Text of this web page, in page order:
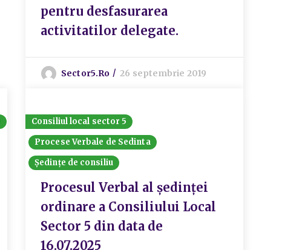
pentru desfasurarea
activitatilor delegate.
Sector5.ro 26 septembrie 2019
Consiliul local sector 5
Procese Verbale de Sedinta
Ședințe de consiliu
Procesul Verbal al ședinței
ordinare a Consiliului Local
Sector 5 din data de
16.07.2025